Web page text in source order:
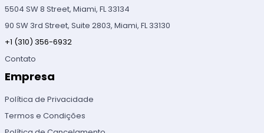
5504 SW 8 Street, Miami, FL 33134
90 SW 3rd Street, Suite 2803, Miami, FL 33130
+1 (310) 356-6932
Contato
Empresa
Política de Privacidade
Termos e Condições